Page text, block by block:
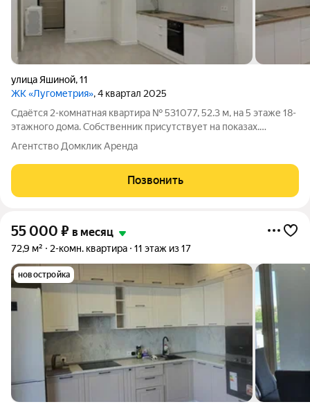
улица Яшиной,11
ЖК «Лугометрия», 4 квартал 2025
Сдаётся 2-комнатная квартира № 531077, 52.3 м, на 5 этаже 18-
этажного дома. Собственник присутствует на показах.
Коммунальные платежи оплачиваются отдельно. Счетчики
оплачиваются отдельно. По условиям проживания: можно с
детьми, можно с питомцами.
Агентство Домклик Аренда
Позвонить
55 000 ₽ в месяц
72,9 м² 2-комн. квартира 11 этаж из 17
новостройка